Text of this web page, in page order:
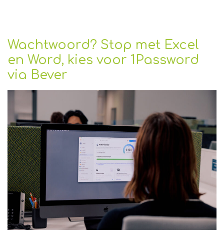
Wachtwoord? Stop met Excel
en Word, kies voor 1Password
via Bever